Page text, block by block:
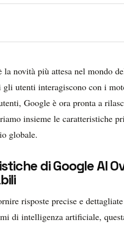
novità più attesa nel mondo
utenti interagiscono con i
Google è ora pronta a
insieme le caratteristiche
globale.
di Google AI
risposte precise e
di intelligenza artificiale,